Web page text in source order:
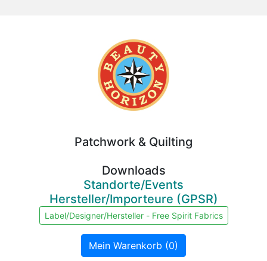
Patchwork & Quilting
Downloads
Standorte/Events
Hersteller/Importeure (GPSR)
Label/Designer/Hersteller - Free Spirit Fabrics
Mein Warenkorb (0)